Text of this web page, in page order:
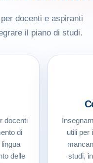
docenti e aspiranti
il piano di studi.
docenti
di
delle
utili per
studi,